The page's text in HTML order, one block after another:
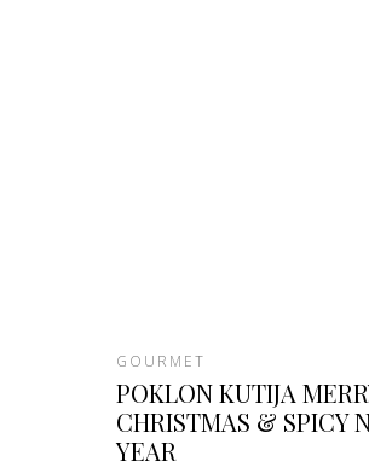
GOURMET
POKLON KUTIJA
CHRISTMAS & SPICY
YEAR